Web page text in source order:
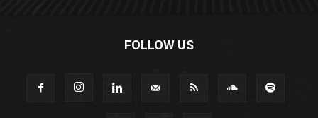
FOLLOW US